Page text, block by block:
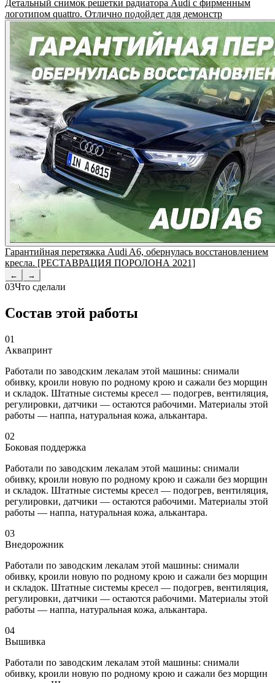
Детальный снимок решетки радиатора Audi с фирменным
логотипом quattro. Отлично подойдет для демонстр
Гарантийная перетяжка Audi A6, обернулась восстановлением
кресла. [РЕСТАВРАЦИЯ ПОРОЛОНА 2021]
← →
03Что сделали
Состав этой работы
01
Аквапринт
Работали по заводским лекалам этой машины: снимали
обивку, кроили новую по родному крою и сажали без морщин
и складок. Штатные системы кресел — подогрев, вентиляция,
регулировки, датчики — остаются рабочими. Материалы этой
работы — наппа, натуральная кожа, алькантара.
02
Боковая поддержка
Работали по заводским лекалам этой машины: снимали
обивку, кроили новую по родному крою и сажали без морщин
и складок. Штатные системы кресел — подогрев, вентиляция,
регулировки, датчики — остаются рабочими. Материалы этой
работы — наппа, натуральная кожа, алькантара.
03
Внедорожник
Работали по заводским лекалам этой машины: снимали
обивку, кроили новую по родному крою и сажали без морщин
и складок. Штатные системы кресел — подогрев, вентиляция,
регулировки, датчики — остаются рабочими. Материалы этой
работы — наппа, натуральная кожа, алькантара.
04
Вышивка
Работали по заводским лекалам этой машины: снимали
обивку, кроили новую по родному крою и сажали без морщин